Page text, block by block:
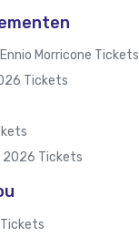
Morricone Tickets
Tickets
2026 Tickets
Tickets